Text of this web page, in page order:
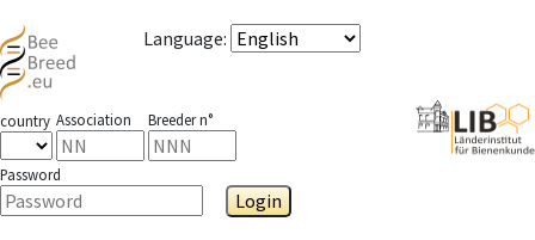
Language:
country Association Breeder n°
Password
Login